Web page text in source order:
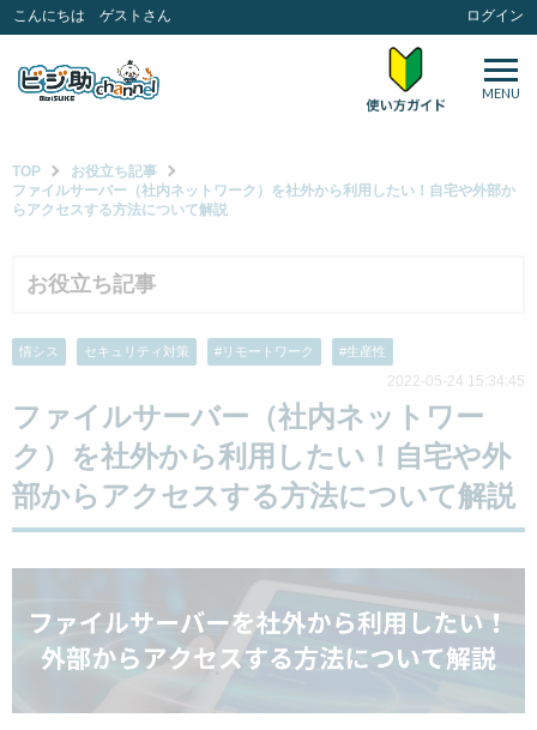
こんにちは ゲストさん ログイン
MENU
TOP
お役立ち記事
ファイルサーバー（社内ネットワーク）を社外から利用したい！自宅や外部か
らアクセスする方法について解説
お役立ち記事
情シス セキュリティ対策 #リモートワーク #生産性
2022-05-24 15:34:45
ファイルサーバー（社内ネットワー
ク）を社外から利用したい！自宅や外
部からアクセスする方法について解説